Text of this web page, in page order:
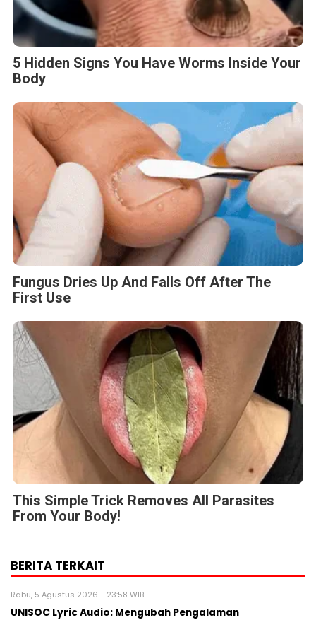
5 Hidden Signs You Have Worms Inside Your
Body
Fungus Dries Up And Falls Off After The
First Use
This Simple Trick Removes All Parasites
From Your Body!
BERITA TERKAIT
Rabu, 5 Agustus 2026 - 23:58 WIB
UNISOC Lyric Audio: Mengubah Pengalaman